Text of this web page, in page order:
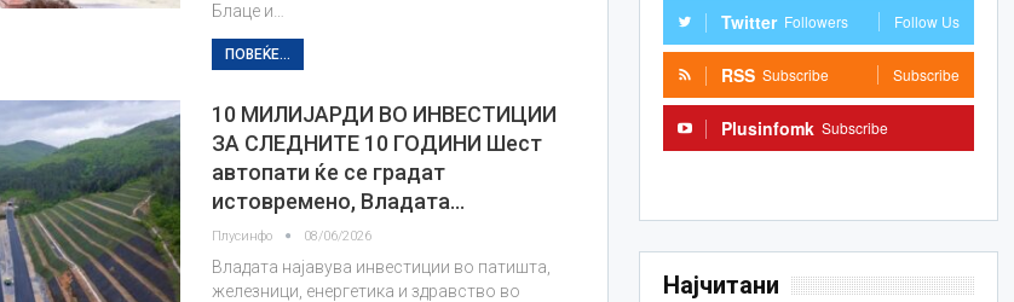
Блаце и…
ПОВЕЌЕ...
10 МИЛИЈАРДИ ВО ИНВЕСТИЦИИ
ЗА СЛЕДНИТЕ 10 ГОДИНИ Шест
автопати ќе се градат
истовремено, Владата…
Плусинфо 08/06/2026
Владата најавува инвестиции во патишта,
железници, енергетика и здравство во
Twitter Followers Follow Us
RSS Subscribe Subscribe
Plusinfomk Subscribe
Најчитани